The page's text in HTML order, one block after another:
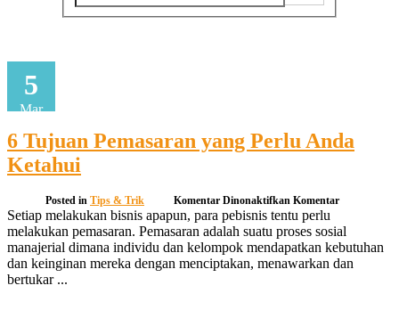
5
Mar
6 Tujuan Pemasaran yang Perlu Anda
Ketahui
Posted in Tips & Trik Komentar Dinonaktifkan pada
6
Tujuan
Pemasaran
yang
Perlu
Komentar
Setiap melakukan bisnis apapun, para pebisnis tentu perlu
melakukan pemasaran. Pemasaran adalah suatu proses sosial
manajerial dimana individu dan kelompok mendapatkan kebutuhan
dan keinginan mereka dengan menciptakan, menawarkan dan
bertukar ...